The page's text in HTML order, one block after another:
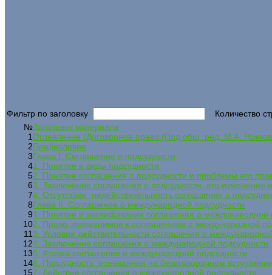
Фильтр по заголовку
Количество
№Заголовок материала
1Оглавление (Договорное право (Под общ. ред. М.А.
2Предисловие
3Глава I. Соглашение о подсудности
41. Понятие и виды подсудности
52. Понятие соглашения о подсудности и проблемы его
63. Заключение соглашения о подсудности, его изменение
74. Отсутствие, недействительность соглашения о
8Глава II. Соглашение о международной подсудности
91. Понятие и квалификация соглашения о международной
102. Право, применимое к соглашениям о международной
113. Условия действительности соглашения о
124. Заключение соглашения о международной подсудности
135. Форма соглашения о международной подсудности
146. Подсудность, основанная на безоговорочном
157. Действие соглашения о международной подсудности